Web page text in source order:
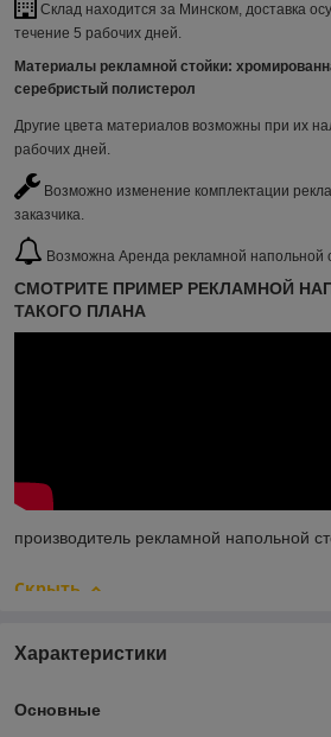
Склад находится за Минском, доставка
течение 5 рабочих дней.
Материалы рекламной стойки:
серебристый полистерол
Другие цвета материалов возможны при их
рабочих дней.
Возможно изменение комплектации
заказчика.
Возможна Аренда рекламной напольной
СМОТРИТЕ ПРИМЕР РЕКЛАМНОЙ
ТАКОГО ПЛАНА
производитель рекламной напольной
Скрыть
Характеристики
Основные